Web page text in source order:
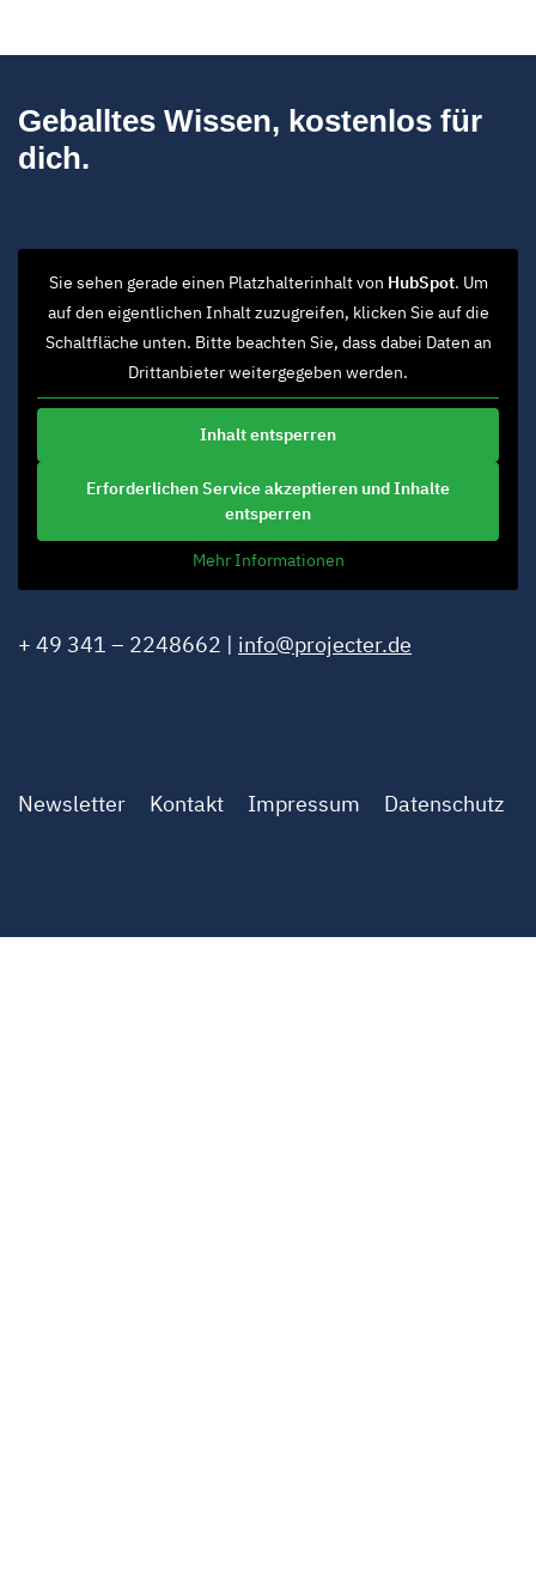
Geballtes Wissen, kostenlos für
dich.
Sie sehen gerade einen Platzhalterinhalt von HubSpot. Um
auf den eigentlichen Inhalt zuzugreifen, klicken Sie auf die
Schaltfläche unten. Bitte beachten Sie, dass dabei Daten an
Drittanbieter weitergegeben werden.
Inhalt entsperren
Erforderlichen Service akzeptieren und Inhalte
entsperren
Mehr Informationen
+ 49 341 – 2248662 | info@projecter.de
Newsletter Kontakt Impressum Datenschutz